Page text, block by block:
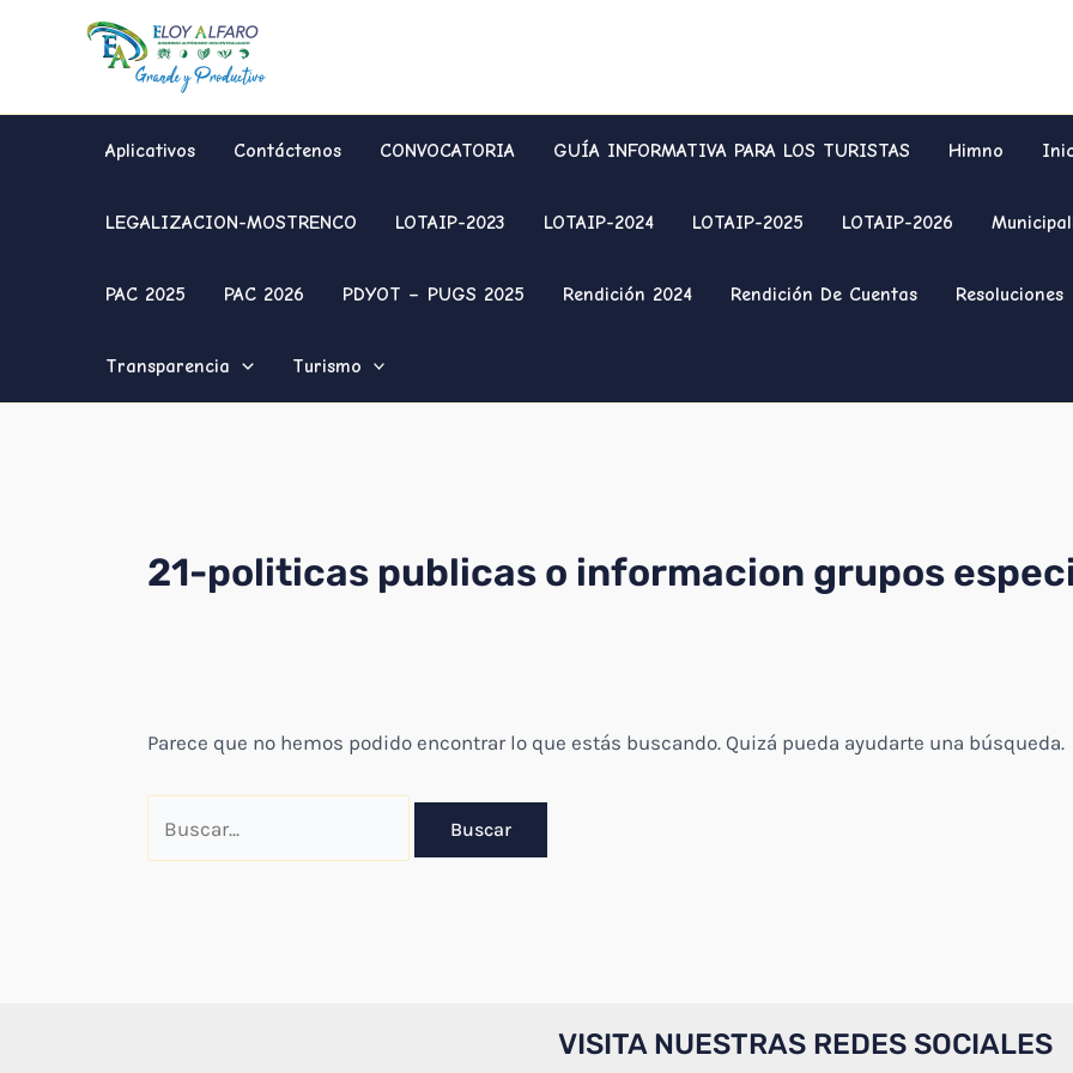
Aplicativos Contáctenos CONVOCATORIA GUÍA INFORMATIVA PARA LOS TURISTAS Himno
LEGALIZACION-MOSTRENCO LOTAIP-2023 LOTAIP-2024 LOTAIP-2025 LOTAIP-2026
PAC 2025 PAC 2026 PDYOT – PUGS 2025 Rendición 2024 Rendición De Cuentas Resoluciones
Transparencia Turismo
21-politicas publicas o informacion grupos
Parece que no hemos podido encontrar lo que estás buscando. Quizá pueda ayudarte una búsqueda.
por:
VISITA NUESTRAS REDES SOCIALES